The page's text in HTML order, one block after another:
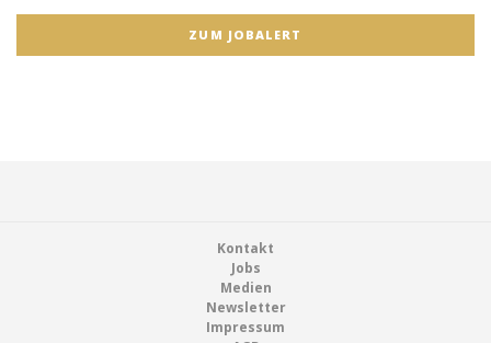
ZUM JOBALERT
Kontakt
Jobs
Medien
Newsletter
Impressum